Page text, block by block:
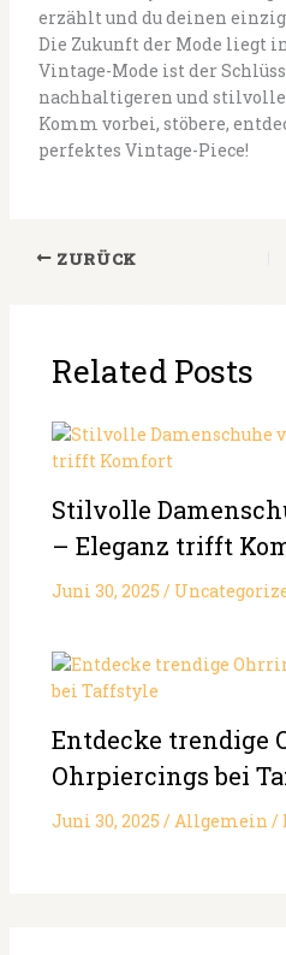
erzählt und du deinen
Die Zukunft der Mode liegt
Vintage-Mode ist der
nachhaltigeren und
Komm vorbei, stöbere,
perfektes Vintage-Piece!
ZURÜCK
Related Posts
Stilvolle
– Eleganz trifft
Juni 30, 2025 /
Entdecke trendige
Ohrpiercings bei
Juni 30, 2025 / Allgemein /